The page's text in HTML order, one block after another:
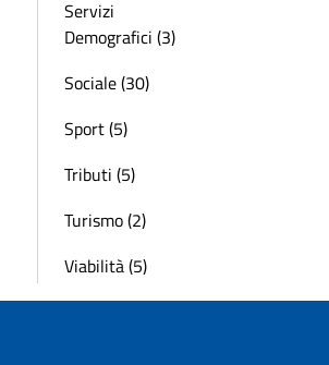
Servizi
Demografici (3)
Sociale (30)
Sport (5)
Tributi (5)
Turismo (2)
Viabilità (5)